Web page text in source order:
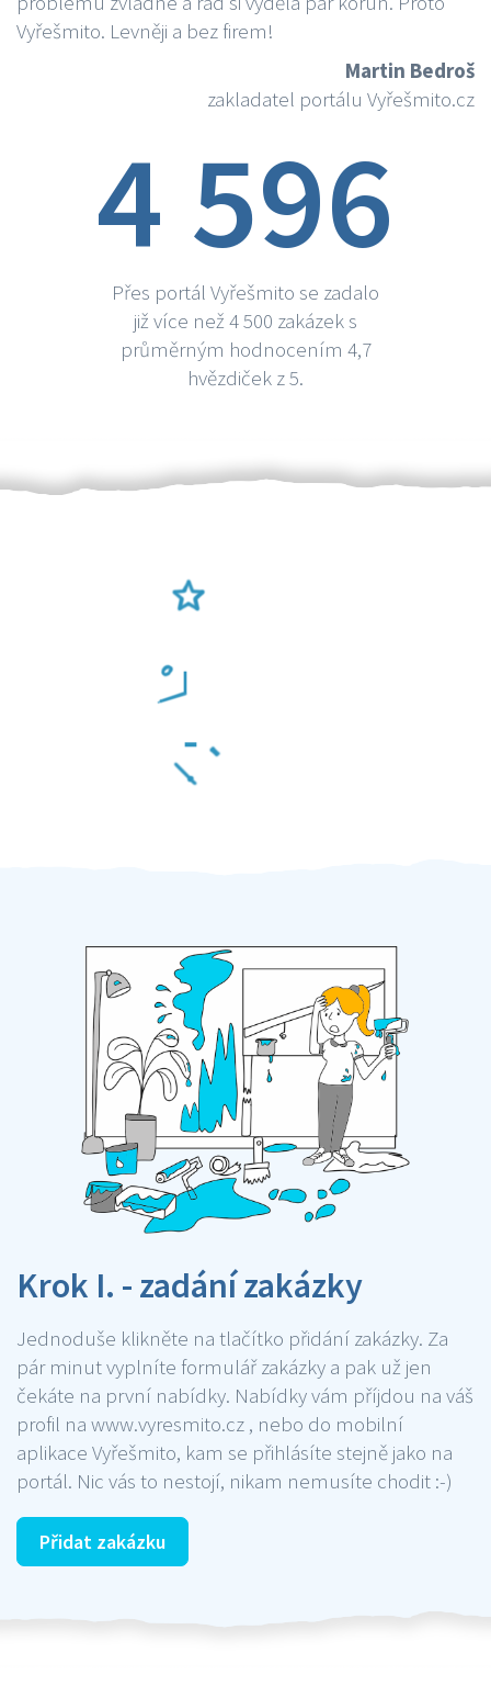
Vyřešmito. Levněji a bez firem!
Martin Bedroš
zakladatel portálu Vyřešmito.cz
4 596
Přes portál Vyřešmito se zadalo
již více než 4 500 zakázek s
průměrným hodnocením 4,7
hvězdiček z 5.
Krok I. - zadání zakázky
Jednoduše klikněte na tlačítko přidání zakázky. Za
pár minut vyplníte formulář zakázky a pak už jen
čekáte na první nabídky. Nabídky vám příjdou na váš
profil na www.vyresmito.cz , nebo do mobilní
aplikace Vyřešmito, kam se přihlásíte stejně jako na
portál. Nic vás to nestojí, nikam nemusíte chodit :-)
Přidat zakázku